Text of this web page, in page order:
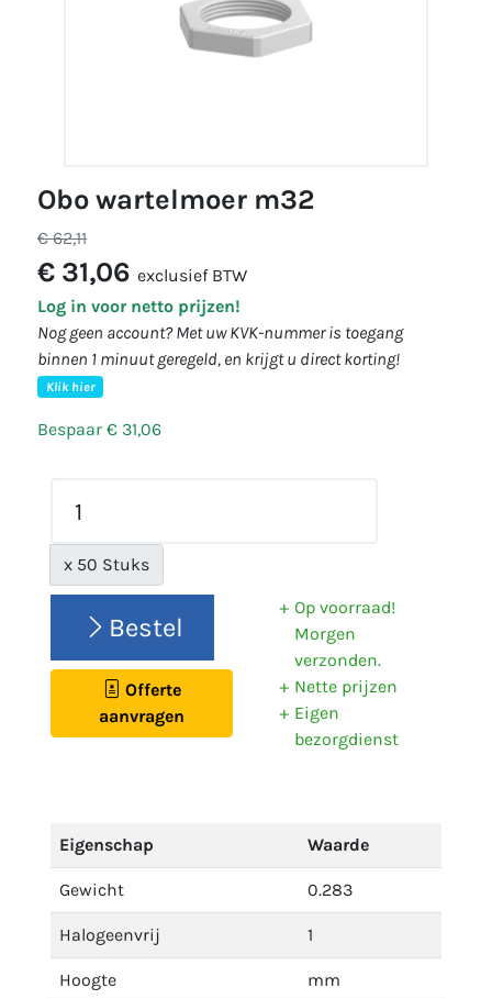
obo wartelmoer m32
€ 62,11
€ 31,06 exclusief BTW
Log in voor netto prijzen!
Nog geen account? Met uw KVK-nummer is toegang
binnen 1 minuut geregeld, en krijgt u direct korting!
Klik hier
Bespaar € 31,06
x 50 Stuks
Bestel
Offerte
aanvragen
Op voorraad!
Morgen
verzonden.
Nette prijzen
Eigen
bezorgdienst
Eigenschap Waarde
Gewicht 0.283
Halogeenvrij 1
Hoogte mm